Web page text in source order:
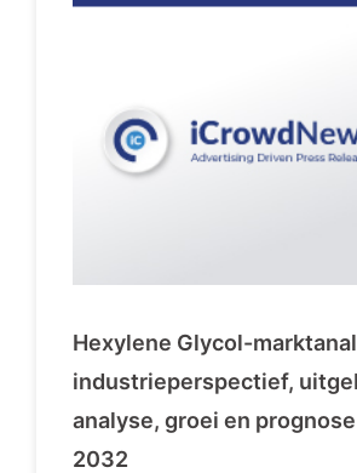
Hexylene Glycol-
industrieperspectief,
analyse, groei en
2032